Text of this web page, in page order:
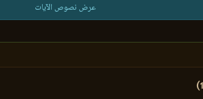
عرض نصوص الآيات